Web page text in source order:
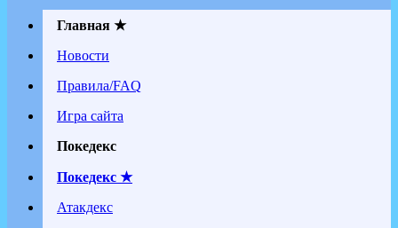
Главная ★
Новости
Правила/FAQ
Игра сайта
Покедекс
Покедекс ★
Атакдекс